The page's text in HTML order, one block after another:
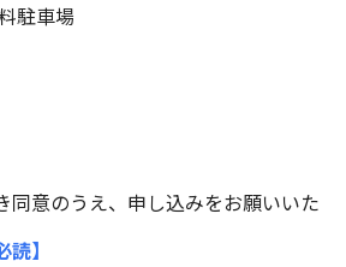
駐車場
同意のうえ、申し込みをお願いいた
】